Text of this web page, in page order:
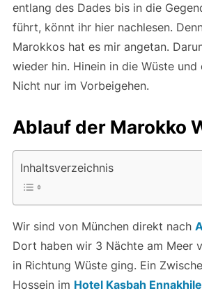
entlang des Dades bis in die
führt, könnt ihr hier nachlesen.
Marokkos hat es mir angetan.
wieder hin. Hinein in die Wüste und
Nicht nur im Vorbeigehen.
Ablauf der Marokko
Inhaltsverzeichnis
Wir sind von München direkt nach
Dort haben wir 3 Nächte am Meer
in Richtung Wüste ging. Ein
Hossein im Hotel Kasbah